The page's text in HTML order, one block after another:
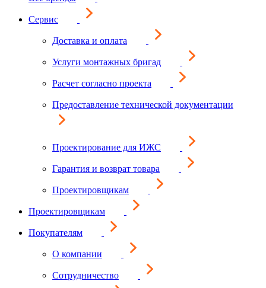
Сервис
Доставка и оплата
Услуги монтажных бригад
Расчет согласно проекта
Предоставление технической документации
Проектирование для ИЖС
Гарантия и возврат товара
Проектировщикам
Проектировщикам
Покупателям
О компании
Сотрудничество